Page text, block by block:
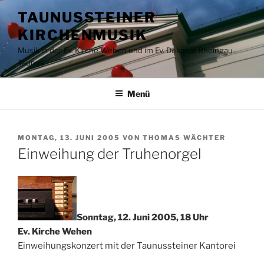
Inhalt
springen
TAUNUSSTEINER
KIRCHENMUSIK
Musik in der Ev. Kirche Wehen und im Ev. Dekanat Rheingau-
Taunus
Menü
VERÖFFENTLICHT
AM
MONTAG, 13. JUNI 2005 VON THOMAS WÄCHTER
Einweihung der Truhenorgel
Sonntag, 12. Juni 2005, 18 Uhr
Ev. Kirche Wehen
Einweihungskonzert mit der Taunussteiner Kantorei